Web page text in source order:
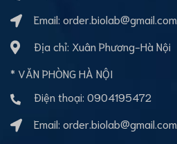
Email: order.biolab@gmail.com
Địa chỉ: Xuân Phương-Hà Nội
* VĂN PHÒNG HÀ NỘI
Điện thoại: 0904195472
Email: order.biolab@gmail.com